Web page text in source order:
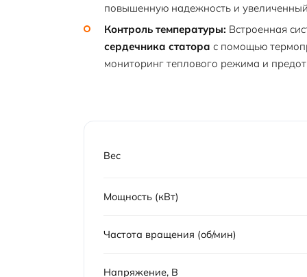
повышенную надежность и
Контроль температуры: Встроенная
сердечника статора с помощью
мониторинг теплового режима и
Вес
Мощность (кВт)
Частота вращения (об/мин)
Напряжение, В